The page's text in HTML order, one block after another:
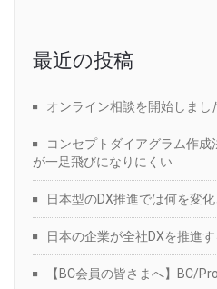
最近の投稿
オンライン相談を開始しまし
コンセプトダイアグラム作
が一足飛びになりにくい
日本型のDX推進では何を変
日本の企業が全社DXを推進
【BC会員の皆さまへ】BC/